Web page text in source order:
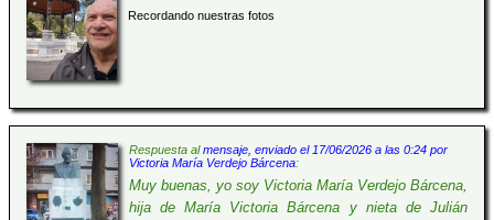
Recordando nuestras fotos
Respuesta almensaje, enviado el 17/06/2026 a las 0:24 por
Victoria María Verdejo Bárcena:
Muy buenas, yo soy Victoria María Verdejo Bárcena,
hija de María Victoria Bárcena y nieta de Julián